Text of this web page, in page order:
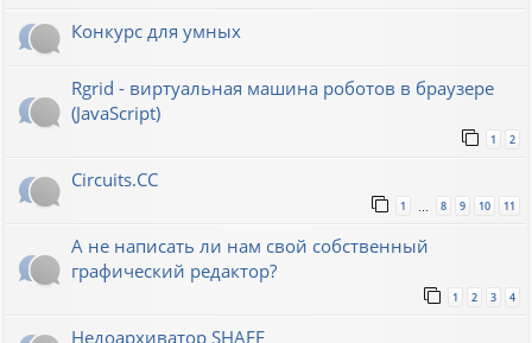
Конкурс для умных
Rgrid - виртуальная машина роботов в браузере
(JavaScript)
1 2
Circuits.CC
1 8 9 10 11
А не написать ли нам свой собственный
графический редактор?
1 2 3 4
Недоархиватор SHAFF